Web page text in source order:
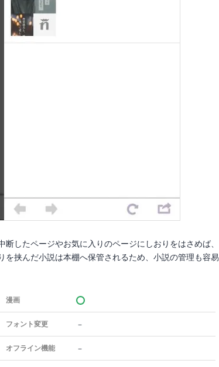
断したページやお気に入りのページにしおりをはさめば、
挟んだ小説は本棚へ保管されるため、小説の管理も容易
漫画
フォント変更 －
オフライン機能 －